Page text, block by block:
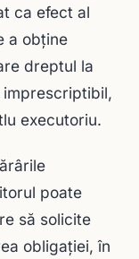
ca efect al
a obţine
dreptul la
executoriu.
poate
să solicite
obligaţiei, în